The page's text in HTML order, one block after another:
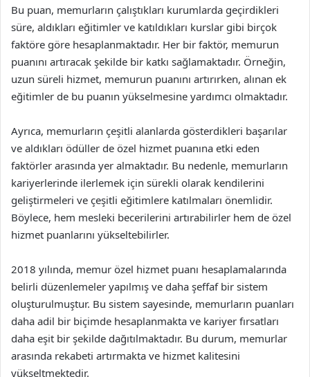
Bu puan, memurların çalıştıkları kurumlarda geçirdikleri
süre, aldıkları eğitimler ve katıldıkları kurslar gibi birçok
faktöre göre hesaplanmaktadır. Her bir faktör, memurun
puanını artıracak şekilde bir katkı sağlamaktadır. Örneğin,
uzun süreli hizmet, memurun puanını artırırken, alınan ek
eğitimler de bu puanın yükselmesine yardımcı olmaktadır.
Ayrıca, memurların çeşitli alanlarda gösterdikleri başarılar
ve aldıkları ödüller de özel hizmet puanına etki eden
faktörler arasında yer almaktadır. Bu nedenle, memurların
kariyerlerinde ilerlemek için sürekli olarak kendilerini
geliştirmeleri ve çeşitli eğitimlere katılmaları önemlidir.
Böylece, hem mesleki becerilerini artırabilirler hem de özel
hizmet puanlarını yükseltebilirler.
2018 yılında, memur özel hizmet puanı hesaplamalarında
belirli düzenlemeler yapılmış ve daha şeffaf bir sistem
oluşturulmuştur. Bu sistem sayesinde, memurların puanları
daha adil bir biçimde hesaplanmakta ve kariyer fırsatları
daha eşit bir şekilde dağıtılmaktadır. Bu durum, memurlar
arasında rekabeti artırmakta ve hizmet kalitesini
yükseltmektedir.